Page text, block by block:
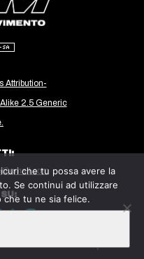
Attribution-
2.5 Generic
che tu possa avere la
Se continui ad utilizzare
che tu ne sia felice.